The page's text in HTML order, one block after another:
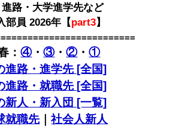
路・大学進学先など
部員 2026年【part3】
：④・③・②・①
進路・進学先 [全国]
進路・就職先 [全国]
新人・新入団 [一覧]
就職先｜社会人新人